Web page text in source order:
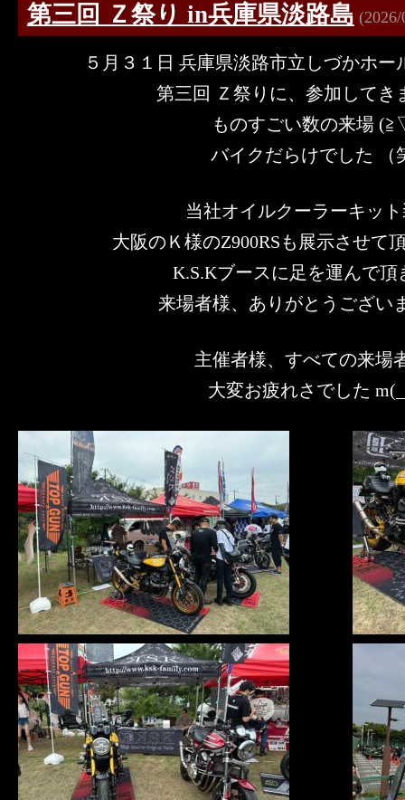
第三回 Ｚ祭り in兵庫県淡路島
５月３１日 兵庫県淡路市立しづかホー
第三回 Ｚ祭りに、参加してき
ものすごい数の来場
バイクだらけでした （
当社オイルクーラーキッ
大阪のＫ様のZ900RSも展示させて
K.S.Kブースに足を運んで頂
来場者様、ありがとうござい
主催者様、すべての来場
大変お疲れさでした